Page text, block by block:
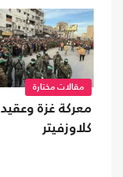
مقالات مختارة
معركة غزة
كلاوزفيتر